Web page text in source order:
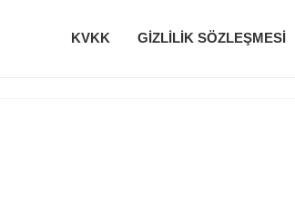
KVKK GIZLILIK SÖZLEŞMESI